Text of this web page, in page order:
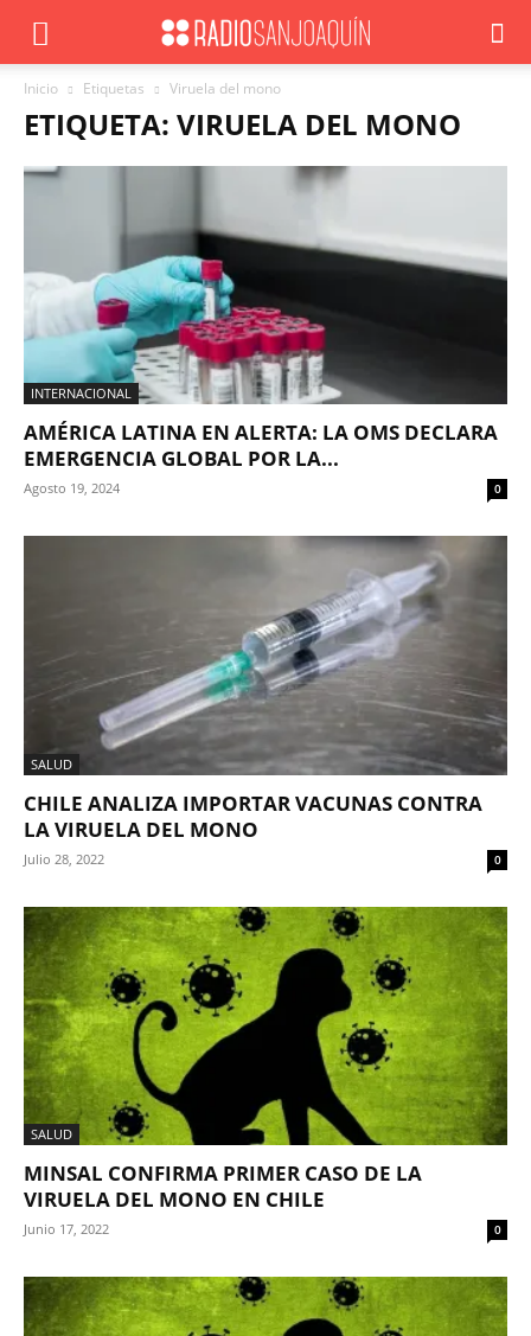
Inicio Etiquetas Viruela del mono
ETIQUETA: VIRUELA DEL MONO
INTERNACIONAL
AMÉRICA LATINA EN ALERTA: LA OMS DECLARA
EMERGENCIA GLOBAL POR LA...
Agosto 19, 2024 0
SALUD
CHILE ANALIZA IMPORTAR VACUNAS CONTRA
LA VIRUELA DEL MONO
Julio 28, 2022 0
SALUD
MINSAL CONFIRMA PRIMER CASO DE LA
VIRUELA DEL MONO EN CHILE
Junio 17, 2022 0